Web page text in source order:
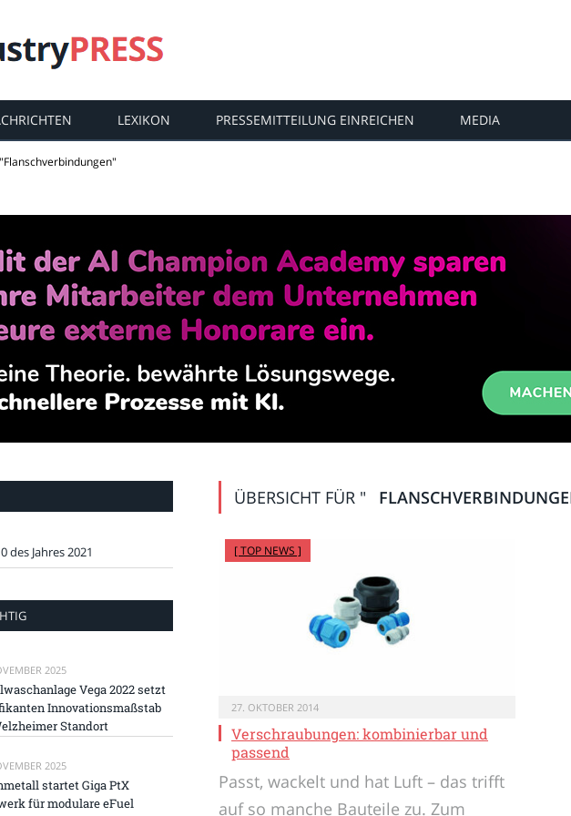
PRESS
LEXIKON PRESSEMITTEILUNG EINREICHEN MEDIA
ÜBERSICHT FÜR "
[ TOP NEWS ]
27. OKTOBER 2014
Verschraubungen: kombinierbar und
passend
Passt, wackelt und hat Luft – das trifft
auf so manche Bauteile zu. Zum
des Jahres 2021
2025
Vega 2022 setzt
Innovationsmaßstab
Standort
2025
startet Giga PtX
für modulare eFuel